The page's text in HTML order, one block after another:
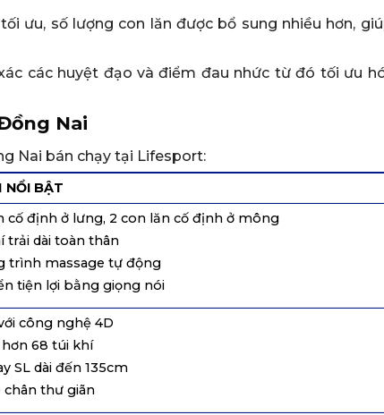
ưu, số lượng con lăn được bổ sung nhiều hơn,
các huyệt đạo và điểm đau nhức từ đó tối ưu
Nai
Nai bán chạy tại Lifesport:
NỔI BẬT
cố định ở lưng, 2 con lăn cố định ở mông
trải dài toàn thân
trình massage tự động
tiện lợi bằng giọng nói
công nghệ 4D
hơn 68 túi khí
SL dài đến 135cm
chân thư giãn